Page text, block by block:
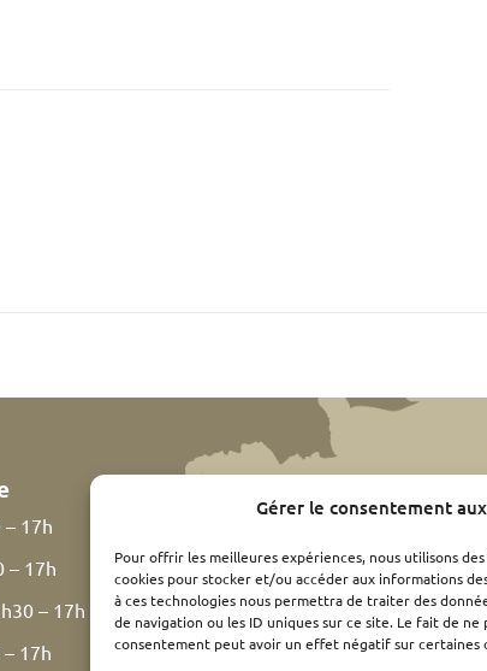
Gérer le consentement
Pour offrir les meilleures expériences, nous utilisons
cookies pour stocker et/ou accéder aux informations
à ces technologies nous permettra de traiter des
de navigation ou les ID uniques sur ce site. Le fait de
consentement peut avoir un effet négatif sur certaines
– 17h
– 17h
– 17h
17h